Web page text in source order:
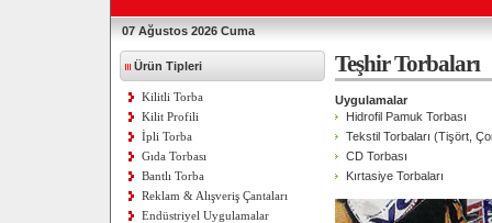
07 Ağustos 2026 Cuma
Ürün Tipleri
Kilitli Torba
Kilit Profili
İpli Torba
Gıda Torbası
Bantlı Torba
Reklam & Alışveriş Çantaları
Endüstriyel Uygulamalar
Teşhir Torbaları
Uygulamalar
Hidrofil Pamuk Torbası
Tekstil Torbaları (Tişört,
CD Torbası
Kırtasiye Torbaları